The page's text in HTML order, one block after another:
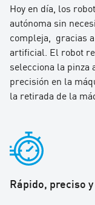
Hoy en día, los
autónoma sin
compleja, gracias
artificial. El robot
selecciona la pinza
precisión en la
la retirada de la
Rápido, preciso